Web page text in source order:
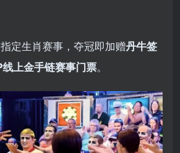
定生肖赛事，夺冠即加赠丹牛签
上金手链赛事门票。